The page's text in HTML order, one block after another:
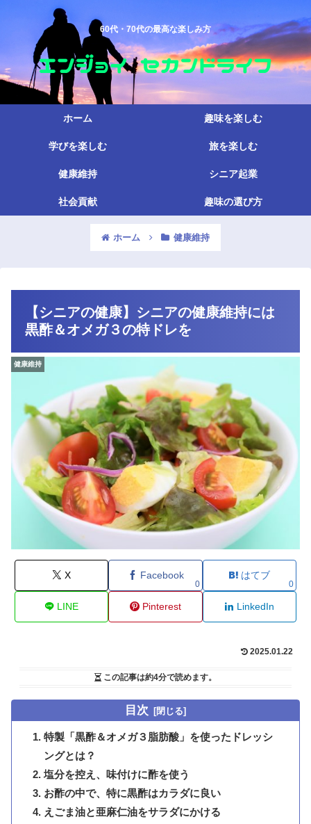
60代・70代の最高な楽しみ方
ホーム 趣味を楽しむ
学びを楽しむ 旅を楽しむ
健康維持 シニア起業
社会貢献 趣味の選び方
ホーム 健康維持
【シニアの健康】シニアの健康維持には
黒酢＆オメガ３の特ドレを
健康維持
X Facebook
0
はてブ
0
LINE Pinterest LinkedIn
2025.01.22
この記事は約4分で読めます。
目次
特製「黒酢＆オメガ３脂肪酸」を使ったドレッシ
ングとは？
塩分を控え、味付けに酢を使う
お酢の中で、特に黒酢はカラダに良い
えごま油と亜麻仁油をサラダにかける